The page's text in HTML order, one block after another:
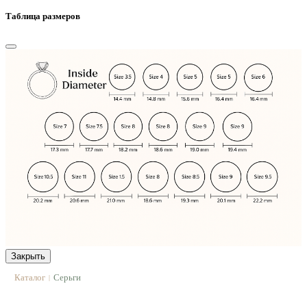
Таблица размеров
Закрыть
Каталог | Серьги